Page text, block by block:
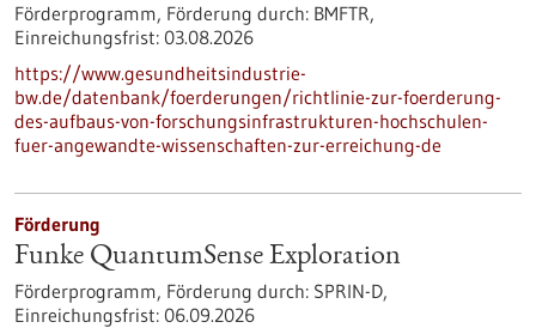
Förderprogramm, Förderung durch: BMFTR,
Einreichungsfrist: 03.08.2026
https://www.gesundheitsindustrie-
bw.de/datenbank/foerderungen/richtlinie-zur-foerderung-
des-aufbaus-von-forschungsinfrastrukturen-hochschulen-
fuer-angewandte-wissenschaften-zur-erreichung-de
Förderung
Funke QuantumSense Exploration
Förderprogramm, Förderung durch: SPRIN-D,
Einreichungsfrist: 06.09.2026